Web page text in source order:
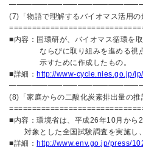
(7)「物語で理解するバイオマス活用
■内容：国環研が、バイオマス循環を
ならびに取り組みを進める視点
示すために作成したも
■詳細： http://www-cycle.nies.go.jp/
(8)「家庭からの二酸化炭素排出量の
■内容：環境省は、平成26年10月か
対象とした全国試験調査を実施し
■詳細： http://www.env.go.jp/press/